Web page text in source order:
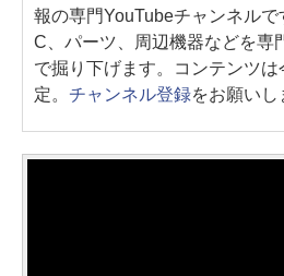
報の専門YouTubeチャンネル
C、パーツ、周辺機器などを専
で掘り下げます。コンテンツ
定。 チャンネル登録をお願いし